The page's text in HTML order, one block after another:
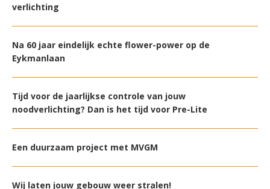
verlichting
Na 60 jaar eindelijk echte flower-power op de
Eykmanlaan
Tijd voor de jaarlijkse controle van jouw
noodverlichting? Dan is het tijd voor Pre-Lite
Een duurzaam project met MVGM
Wij laten jouw gebouw weer stralen!